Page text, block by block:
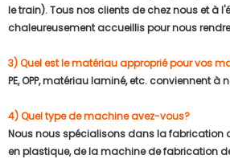
le train). Tous nos clients de chez nous et à
chaleureusement accueillis pour nous
3) Quel est le matériau approprié pour vos
PE, OPP, matériau laminé, etc. conviennent à
4) Quel type de machine avez-vous?
Nous nous spécialisons dans la fabrication
en plastique, de la machine de fabrication